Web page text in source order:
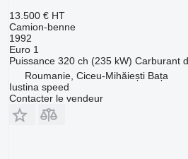
13.500 € HT
Camion-benne
1992
Euro 1
Puissance 320 ch (235 kW) Carburant
Roumanie, Ciceu-Mihăiești Bața
Iustina speed
Contacter le vendeur